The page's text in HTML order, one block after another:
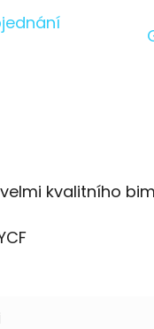
kvalitního